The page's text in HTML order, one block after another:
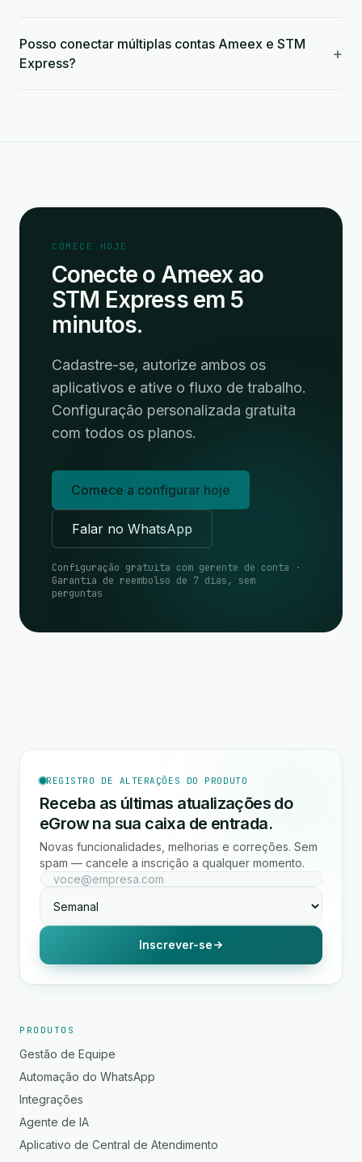
Posso conectar múltiplas contas Ameex e STM
Express?
+
COMECE HOJE
Conecte o Ameex ao
STM Express em 5
minutos.
Cadastre-se, autorize ambos os
aplicativos e ative o fluxo de trabalho.
Configuração personalizada gratuita
com todos os planos.
Comece a configurar hoje
Falar no WhatsApp
Configuração gratuita com gerente de conta ·
Garantia de reembolso de 7 dias, sem
perguntas
REGISTRO DE ALTERAÇÕES DO PRODUTO
Receba as últimas atualizações do
eGrow na sua caixa de entrada.
Novas funcionalidades, melhorias e correções. Sem
spam — cancele a inscrição a qualquer momento.
Inscrever-se
PRODUTOS
Gestão de Equipe
Automação do WhatsApp
Integrações
Agente de IA
Aplicativo de Central de Atendimento